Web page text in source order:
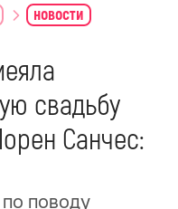
новости
свадьбу
Санчес:
поводу